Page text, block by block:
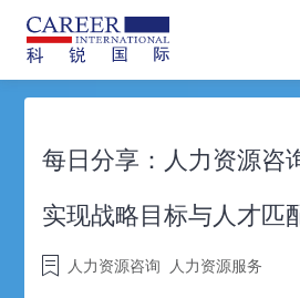
每日分享：人力资源咨
实现战略目标与人才匹
人力资源咨询 人力资源服务